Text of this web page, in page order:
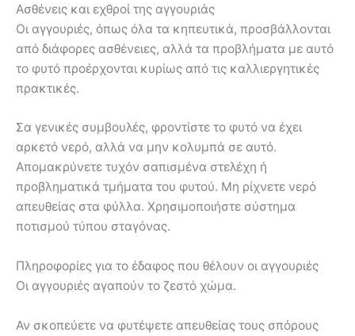
Ασθένεις και εχθροί της αγγουριάς
Οι αγγουριές, όπως όλα τα κηπευτικά, προσβάλλονται
από διάφορες ασθένειες, αλλά τα προβλήματα με αυτό
το φυτό προέρχονται κυρίως από τις καλλιεργητικές
πρακτικές.
Σα γενικές συμβουλές, φροντίστε το φυτό να έχει
αρκετό νερό, αλλά να μην κολυμπά σε αυτό.
Απομακρύνετε τυχόν σαπισμένα στελέχη ή
προβληματικά τμήματα του φυτού. Μη ρίχνετε νερό
απευθείας στα φύλλα. Χρησιμοποιήστε σύστημα
ποτισμού τύπου σταγόνας.
Πληροφορίες για το έδαφος που θέλουν οι αγγουριές
Οι αγγουριές αγαπούν το ζεστό χώμα.
Αν σκοπεύετε να φυτέψετε απευθείας τους σπόρους